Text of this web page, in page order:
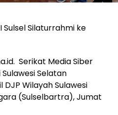
Sulsel Silaturrahmi ke
Serikat Media Siber
Selatan
Wilayah Sulawesi
(Sulselbartra), Jumat